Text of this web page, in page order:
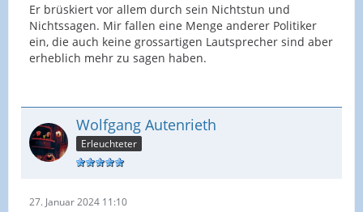
Er brüskiert vor allem durch sein Nichtstun und
Nichtssagen. Mir fallen eine Menge anderer Politiker
ein, die auch keine grossartigen Lautsprecher sind aber
erheblich mehr zu sagen haben.
Wolfgang Autenrieth
Erleuchteter
27. Januar 2024 11:10